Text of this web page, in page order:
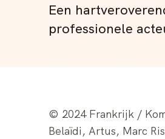
Een
professionele
© 2024 Frankrijk /
Belaïdi, Artus, Marc